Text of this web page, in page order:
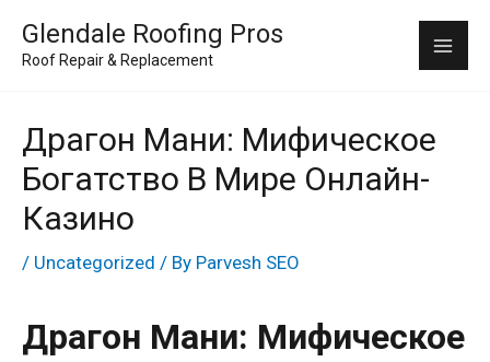
Glendale Roofing Pros
Roof Repair & Replacement
Драгон Мани: Мифическое
Богатство В Мире Онлайн-
Казино
/ Uncategorized / By Parvesh SEO
Драгон Мани: Мифическое